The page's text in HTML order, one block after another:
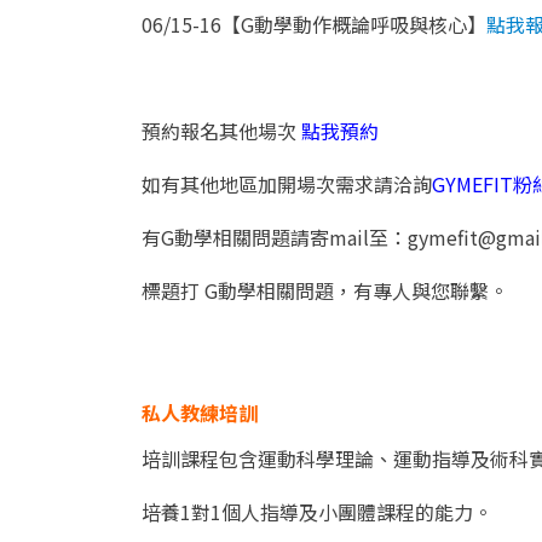
06/15-16【G動學動作概論呼吸與核心】 點我
預約報名其他場次 點我預約
如有其他地區加開場次需求請洽詢GYMEFIT粉
有G動學相關問題請寄mail至：
標題打 G動學相關問題，有專人與您聯繫。
私人教練培訓
培訓課程包含運動科學理論、運動指導及術科
培養1對1個人指導及小團體課程的能力。